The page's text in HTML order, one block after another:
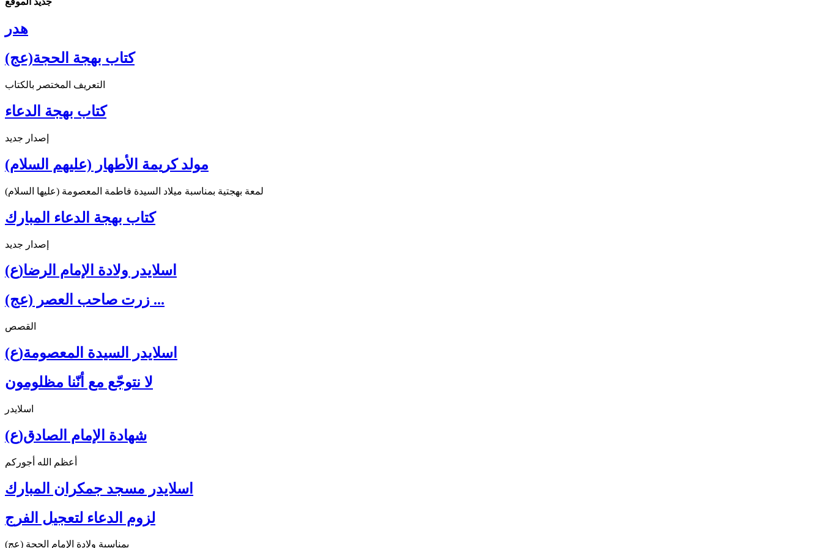
هدر
كتاب بهجة الحجة(عج)
التعريف المختصر بالكتاب
كتاب بهجة الدعاء
إصدار جديد
مولد كريمة الأطهار (عليهم السلام)
لمعة بهجتية بمناسبة ميلاد السيدة فاطمة المعصومة (عليها السلام)
كتاب بهجة الدعاء المبارك
إصدار جديد
اسلايدر ولادة الإمام الرضا(ع)
زرت صاحب العصر (عج) ...
القصص
اسلايدر السيدة المعصومة(ع)
لا نتوجّع مع أنّنا مظلومون
اسلايدر
شهادة الإمام الصادق(ع)
أعظم الله أجوركم
اسلايدر مسجد جمكران المبارك
لزوم الدعاء لتعجيل الفرج
بمناسبة ولادة الإمام الحجة (عج)